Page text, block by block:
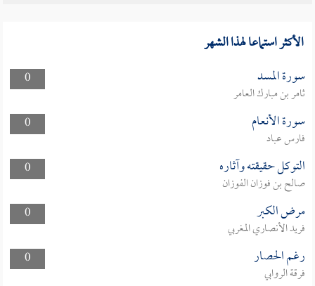
الأكثر استماعا لهذا الشهر
0 سورة المسد
ثامر بن مبارك العامر
0
سورة الأنعام
فارس عباد
0
التوكل حقيقته وآثاره
صالح بن فوزان الفوزان
0
مرض الكبر
فريد الأنصاري المغربي
0
رغم الحصار
فرقة الروابي